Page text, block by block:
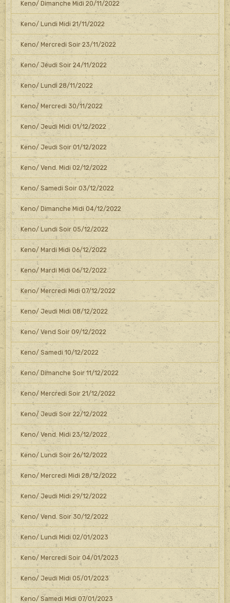
Keno/ Dimanche Midi 20/11/2022
Keno/ Lundi Midi 21/11/2022
Keno/ Mercredi Soir 23/11/2022
Keno/ Jeudi Soir 24/11/2022
Keno/ Lundi 28/11/2022
Keno/ Mercredi 30/11/2022
Keno/ Jeudi Midi 01/12/2022
Keno/ Jeudi Soir 01/12/2022
Keno/ Vend. Midi 02/12/2022
Keno/ Samedi Soir 03/12/2022
Keno/ Dimanche Midi 04/12/2022
Keno/ Lundi Soir 05/12/2022
Keno/ Mardi Midi 06/12/2022
Keno/ Mardi Midi 06/12/2022
Keno/ Mercredi Midi 07/12/2022
Keno/ Jeudi Midi 08/12/2022
Keno/ Vend Soir 09/12/2022
Keno/ Samedi 10/12/2022
Keno/ Dimanche Soir 11/12/2022
Keno/ Mercredi Soir 21/12/2022
Keno/ Jeudi Soir 22/12/2022
Keno/ Vend. Midi 23/12/2022
Keno/ Lundi Soir 26/12/2022
Keno/ Mercredi Midi 28/12/2022
Keno/ Jeudi Midi 29/12/2022
Keno/ Vend. Soir 30/12/2022
Keno/ Lundi Midi 02/01/2023
Keno/ Mercredi Soir 04/01/2023
Keno/ Jeudi Midi 05/01/2023
Keno/ Samedi Midi 07/01/2023